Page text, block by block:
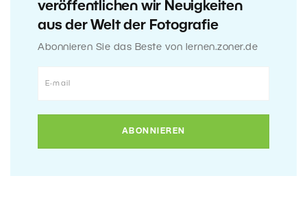
veröffentlichen wir Neuigkeiten
aus der Welt der Fotografie
Abonnieren Sie das Beste von lernen.zoner.de